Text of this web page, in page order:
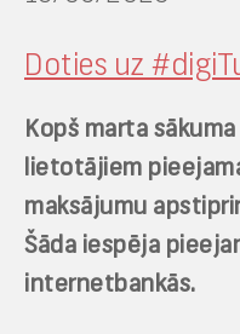
Doties uz
Kopš marta
lietotājiem
maksājumu
Šāda iespēja
internetbankās.